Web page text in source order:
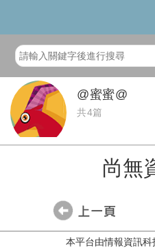
@蜜蜜@
共4篇
尚無
本平台由情報資訊